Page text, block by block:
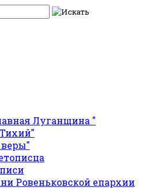
Луганщина "
Ровеньковской епархии